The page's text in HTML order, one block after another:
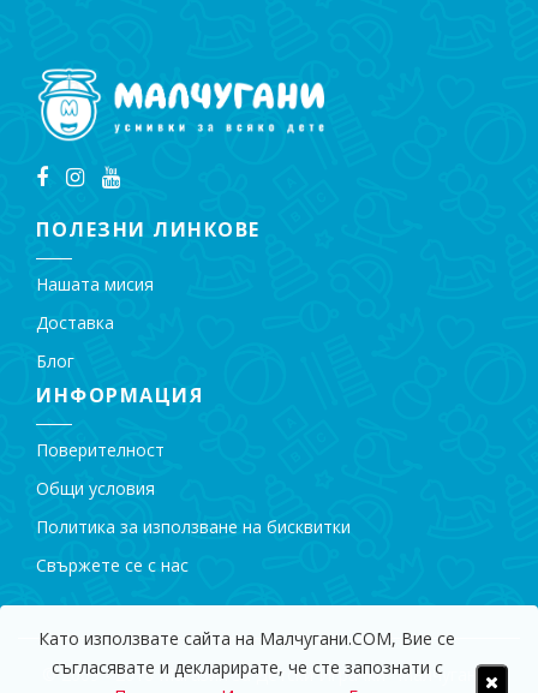
Като използвате сайта на Малчугани.COM, Вие се
съгласявате и декларирате, че сте запознати с
ПОЛЕЗНИ ЛИНКОВЕ
Нашата мисия
Доставка
Блог
ИНФОРМАЦИЯ
Поверителност
Общи условия
Политика за използване на бисквитки
Свържете се с нас
© 2009 - 2018 Магазин за Детски Играчки "Малчугани".